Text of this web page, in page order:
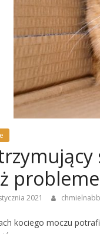
2021
kociego moczu